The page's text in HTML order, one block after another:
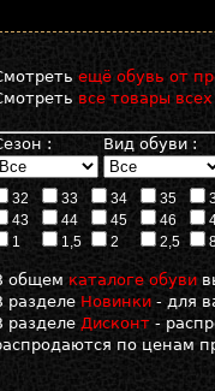
ещё обувь от
все товары
: Вид обуви :
32 33 34 35
43
44 45 46
1
1,5 2 2,5
общем каталоге обуви
разделе Новинки - для
разделе Дисконт -
по ценам